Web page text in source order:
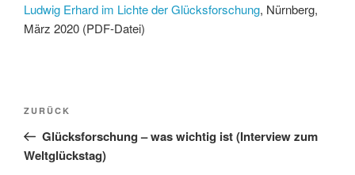
Ludwig Erhard im Lichte der Glücksforschung, Nürnberg,
März 2020 (PDF-Datei)
Beitragsnavigation
Vorheriger
Beitrag
ZURÜCK
Glücksforschung – was wichtig ist (Interview zum
Weltglückstag)